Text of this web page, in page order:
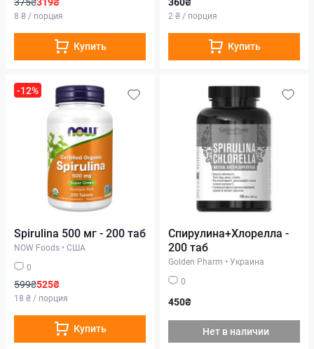
8 ₴ / порция
Купить
2 ₴ / порция
Купить
-12%
Spirulina 500 мг - 200 таб
NOW Foods • США
0
599₴525₴
18 ₴ / порция
Купить
Спирулина+Хлорелла -
200 таб
Golden Pharm • Украина
0
450₴
Нет в наличии